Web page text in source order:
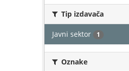
Tip izdavača
Javni sektor 1
Oznake